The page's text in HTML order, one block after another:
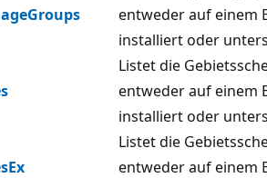
entweder auf einem
installiert oder
Listet die
entweder auf einem
installiert oder
Listet die
entweder auf einem